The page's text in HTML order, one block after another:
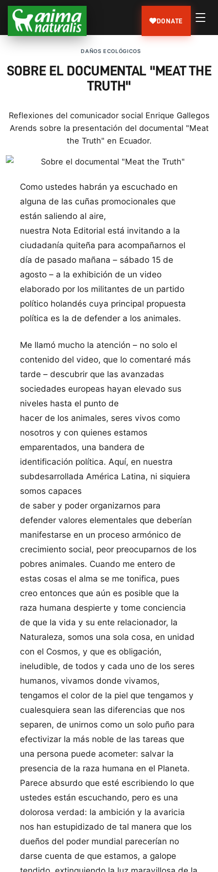
DONATE
DAÑOS ECOLÓGICOS
SOBRE EL DOCUMENTAL "MEAT THE
TRUTH"
Reflexiones del comunicador social Enrique Gallegos
Arends sobre la presentación del documental "Meat
the Truth" en Ecuador.
Como ustedes habrán ya escuchado en
alguna de las cuñas promocionales que
están saliendo al aire,
nuestra Nota Editorial está invitando a la
ciudadanía quiteña para acompañarnos el
día de pasado mañana – sábado 15 de
agosto – a la exhibición de un video
elaborado por los militantes de un partido
político holandés cuya principal propuesta
política es la de defender a los animales.
Me llamó mucho la atención – no solo el
contenido del video, que lo comentaré más
tarde – descubrir que las avanzadas
sociedades europeas hayan elevado sus
niveles hasta el punto de
hacer de los animales, seres vivos como
nosotros y con quienes estamos
emparentados, una bandera de
identificación política. Aquí, en nuestra
subdesarrollada América Latina, ni siquiera
somos capaces
de saber y poder organizarnos para
defender valores elementales que deberían
manifestarse en un proceso armónico de
crecimiento social, peor preocuparnos de los
pobres animales. Cuando me entero de
estas cosas el alma se me tonifica, pues
creo entonces que aún es posible que la
raza humana despierte y tome conciencia
de que la vida y su ente relacionador, la
Naturaleza, somos una sola cosa, en unidad
con el Cosmos, y que es obligación,
ineludible, de todos y cada uno de los seres
humanos, vivamos donde vivamos,
tengamos el color de la piel que tengamos y
cualesquiera sean las diferencias que nos
separen, de unirnos como un solo puño para
efectivizar la más noble de las tareas que
una persona puede acometer: salvar la
presencia de la raza humana en el Planeta.
Parece absurdo que esté escribiendo lo que
ustedes están escuchando, pero es una
dolorosa verdad: la ambición y la avaricia
nos han estupidizado de tal manera que los
dueños del poder mundial parecerían no
darse cuenta de que estamos, a galope